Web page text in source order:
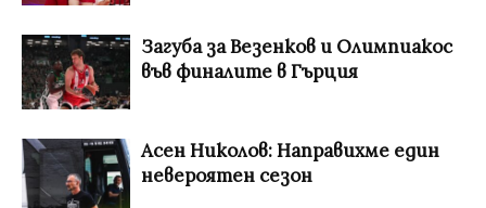
Загуба за Везенков и Олимпиакос
във финалите в Гърция
Асен Николов: Направихме един
невероятен сезон